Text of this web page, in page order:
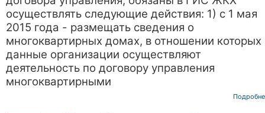
осуществлять следующие действия: 1) с 1 мая
2015 года - размещать сведения о
многоквартирных домах, в отношении которых
данные организации осуществляют
деятельность по договору управления
многоквартирными